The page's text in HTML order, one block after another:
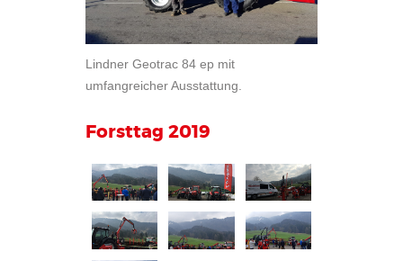
Lindner Geotrac 84 ep mit
umfangreicher Ausstattung.
Forsttag 2019